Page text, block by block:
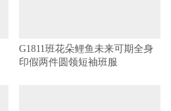
G1811班花朵鲤鱼未来可期全身
印假两件圆领短袖班服